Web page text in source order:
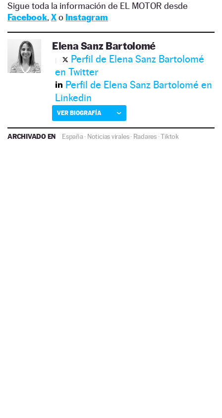
Sigue toda la información de EL MOTOR desde
Facebook, Xo Instagram
Elena Sanz Bartolomé
Perfil de Elena Sanz Bartolomé
en Twitter
Perfil de Elena Sanz Bartolomé en
Linkedin
VER BIOGRAFÍA
ARCHIVADO EN España· Noticias virales· Radares·Tiktok